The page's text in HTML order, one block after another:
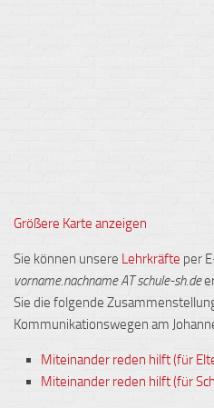
Größere Karte anzeigen
Sie können unsere Lehrkräfte per
vorname.nachname AT schule-sh.de
Sie die folgende
Kommunikationswegen am
Miteinander reden hilft (für
Miteinander reden hilft (für